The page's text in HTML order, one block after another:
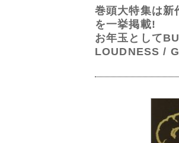
巻頭大特集は
を一挙掲載!
お年玉として
LOUDNESS /